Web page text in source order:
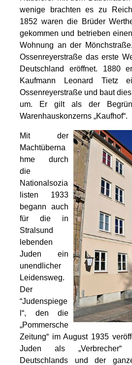
wenige brachten es zu
1852 waren die Brüder
gekommen und betrieben
Wohnung an der
Ossenreyerstraße das erste
Deutschland eröffnet. 1880
Kaufmann Leonard Tietz
Ossenreyerstraße und baut
um. Er gilt als der
Warenhauskonzerns „Kaufhof“.
Mit der
Machtüberna
hme durch
die
Nationalsozia
listen 1933
begann auch
für die in
Stralsund
lebenden
Juden ein
unendlicher
Leidensweg.
Der
“Judenspiege
l“, den die
„Pommersche
Zeitung“ im August 1935
Juden als „Verbrecher“
Deutschlands und der